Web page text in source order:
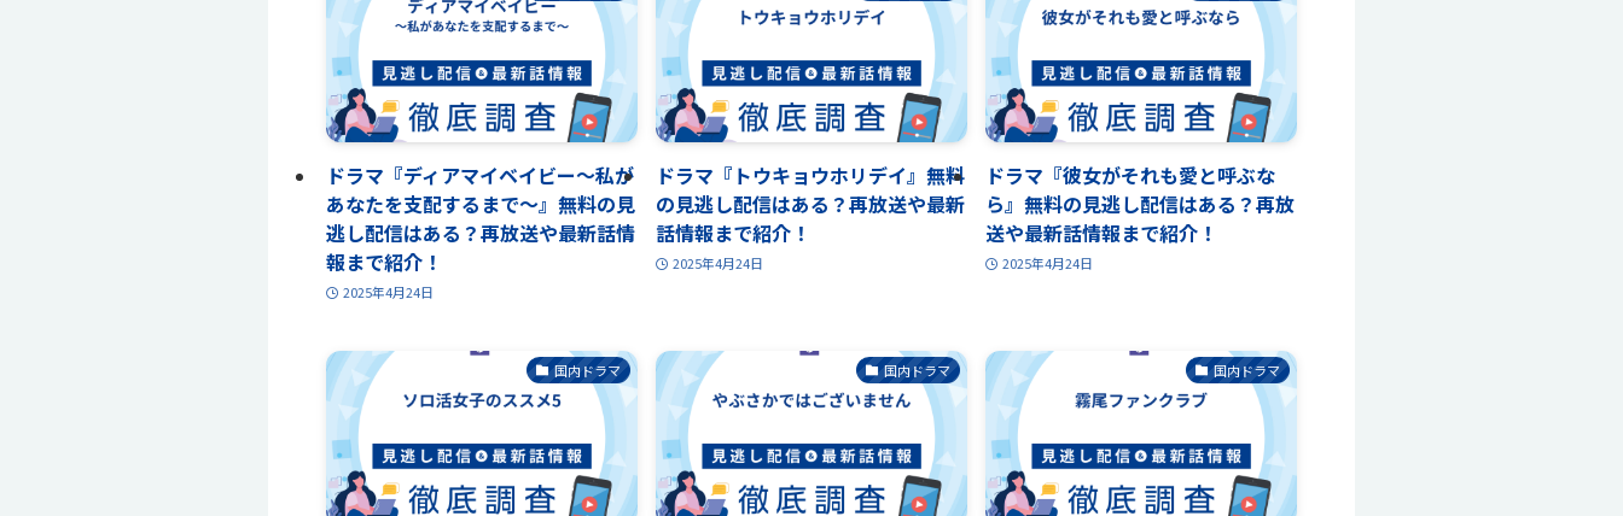
ドラマ『ディアマイベイビー～私が
あなたを支配するまで〜』無料の見
逃し配信はある？再放送や最新話情
報まで紹介！
2025年4月24日
ドラマ『トウキョウホリデイ』無料
の見逃し配信はある？再放送や最新
話情報まで紹介！
2025年4月24日
ドラマ『彼女がそれも愛と呼ぶな
ら』無料の見逃し配信はある？再放
送や最新話情報まで紹介！
2025年4月24日
国内ドラマ 国内ドラマ 国内ドラマ